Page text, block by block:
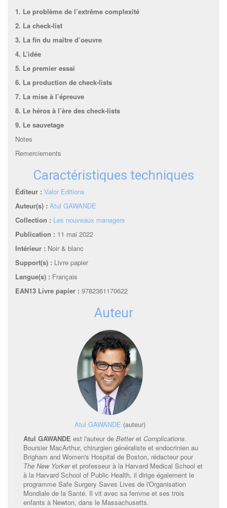
1. Le problème de l’extrême complexité
2. La check-list
3. La fin du maître d’oeuvre
4. L’idée
5. Le premier essai
6. La production de check-lists
7. La mise à l’épreuve
8. Le héros à l’ère des check-lists
9. Le sauvetage
Notes
Remerciements
Caractéristiques techniques
Éditeur : Valor Editions
Auteur(s) : Atul GAWANDE
Collection : Les nouveaux managers
Publication : 11 mai 2022
Intérieur : Noir & blanc
Support(s) : Livre papier
Langue(s) : Français
EAN13 Livre papier : 9782361170622
Auteur
Atul GAWANDE (auteur)
Atul GAWANDE est l'auteur de Betteret Complications.
Boursier MacArthur, chirurgien généraliste et endocrinien au
Brigham and Women's Hospital de Boston, rédacteur pour
The New Yorkeret professeur à la Harvard Medical School et
à la Harvard School of Public Health, il dirige également le
programme Safe Surgery Saves Lives de l'Organisation
Mondiale de la Santé. Il vit avec sa femme et ses trois
enfants à Newton, dans le Massachusetts.